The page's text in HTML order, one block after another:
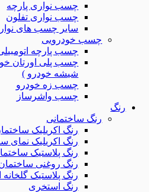
چسب نواری پارچه
چسب نواری تفلون
سایر چسب های
چسب خودرویی
چسب پارچه
چسب پلی اورتان
شیشه خودرو )
چسب زه خودرو
چسب واشرساز
رنگ
رنگ ساختمانی
رنگ اکریلیک
رنگ اکریلیک نمای
رنگ پلاستیک
رنگ روغنی
رنگ پلاستیک گلخانه
رنگ استخری